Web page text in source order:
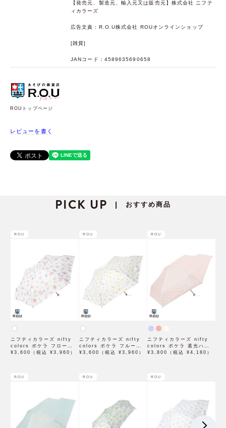
【発売元、製造元、輸入元又は販売元】株式会社 ニフテ
ィカラーズ
広告文責：R.O.U株式会社 ROUオンラインショップ
[雑貨]
JANコード：4589635690658
ROUトップページ
レビューを書く
PICK UP | おすすめ商品
ROU
ニフティカラーズ nifty
colors ポケラ フローラ5
段ミニ オフホワイト
¥3,600（税込 ¥3,960）
ROU
ニフティカラーズ nifty
colors ポケラ フルーツ5
段ミニ 50cm オフホワイ
¥3,600（税込 ¥3,960）
ROU
ニフティカラーズ nifty
colors ポケラ 遮光ハート
5段ミニ 50cm 日傘 雨傘
¥3,800（税込 ¥4,180）
ROU ROU ROU